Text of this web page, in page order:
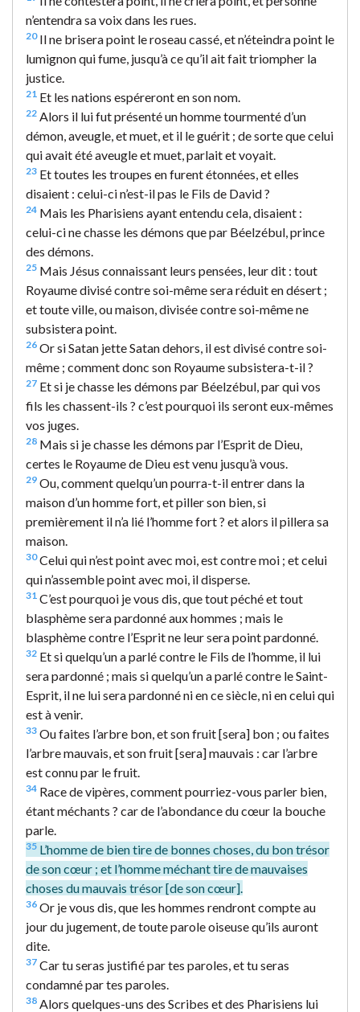
n’entendra sa voix dans les rues.
20Il ne brisera point le roseau cassé, et n’éteindra point le
lumignon qui fume, jusqu’à ce qu’il ait fait triompher la
justice.
21 Et les nations espéreront en son nom.
22 Alors il lui fut présenté un homme tourmenté d’un
démon, aveugle, et muet, et il le guérit ; de sorte que celui
qui avait été aveugle et muet, parlait et voyait.
23 Et toutes les troupes en furent étonnées, et elles
disaient : celui-ci n’est-il pas le Fils de David ?
24 Mais les Pharisiens ayant entendu cela, disaient :
celui-ci ne chasse les démons que par Béelzébul, prince
des démons.
25 Mais Jésus connaissant leurs pensées, leur dit : tout
Royaume divisé contre soi-même sera réduit en désert ;
et toute ville, ou maison, divisée contre soi-même ne
subsistera point.
26 Or si Satan jette Satan dehors, il est divisé contre soi-
même ; comment donc son Royaume subsistera-t-il ?
27 Et si je chasse les démons par Béelzébul, par qui vos
fils les chassent-ils ? c’est pourquoi ils seront eux-mêmes
vos juges.
28 Mais si je chasse les démons par l’Esprit de Dieu,
certes le Royaume de Dieu est venu jusqu’à vous.
29 Ou, comment quelqu’un pourra-t-il entrer dans la
maison d’un homme fort, et piller son bien, si
premièrement il n’a lié l’homme fort ? et alors il pillera sa
maison.
30Celui qui n’est point avec moi, est contre moi ; et celui
qui n’assemble point avec moi, il disperse.
31 C’est pourquoi je vous dis, que tout péché et tout
blasphème sera pardonné aux hommes ; mais le
blasphème contre l’Esprit ne leur sera point pardonné.
32 Et si quelqu’un a parlé contre le Fils de l’homme, il lui
sera pardonné ; mais si quelqu’un a parlé contre le Saint-
Esprit, il ne lui sera pardonné ni en ce siècle, ni en celui qui
est à venir.
33 Ou faites l’arbre bon, et son fruit [sera] bon ; ou faites
l’arbre mauvais, et son fruit [sera] mauvais : car l’arbre
est connu par le fruit.
34 Race de vipères, comment pourriez-vous parler bien,
étant méchants ? car de l’abondance du cœur la bouche
parle.
35 L’homme de bien tire de bonnes choses, du bon trésor
de son cœur ; et l’homme méchant tire de mauvaises
choses du mauvais trésor [de son cœur].
36 Or je vous dis, que les hommes rendront compte au
jour du jugement, de toute parole oiseuse qu’ils auront
dite.
37 Car tu seras justifié par tes paroles, et tu seras
condamné par tes paroles.
38 Alors quelques-uns des Scribes et des Pharisiens lui